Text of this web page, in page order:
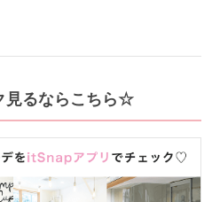
見るならこちら☆